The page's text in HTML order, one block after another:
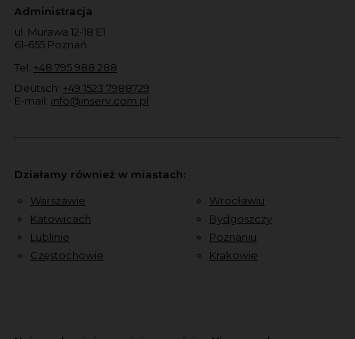
Administracja
ul. Murawa 12-18 E1
61-655 Poznań
Tel: +48 795 988 288
Deutsch: +49 1523 7988729
E-mail: info@inserv.com.pl
Działamy również w miastach:
Warszawie
Katowicach
Lublinie
Częstochowie
Wrocławiu
Bydgoszczy
Poznaniu
Krakowie